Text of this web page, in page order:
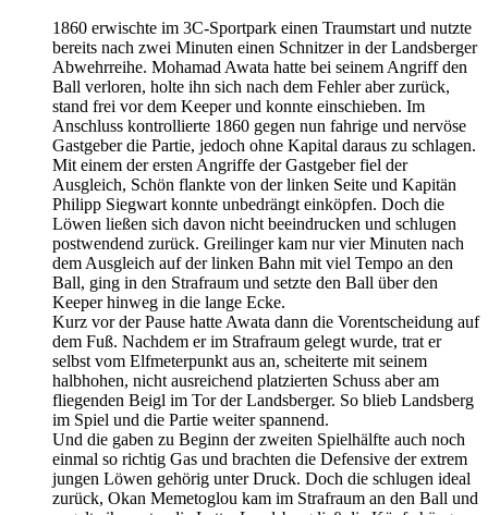
1860 erwischte im 3C-Sportpark einen Traumstart und nutzte
bereits nach zwei Minuten einen Schnitzer in der Landsberger
Abwehrreihe. Mohamad Awata hatte bei seinem Angriff den
Ball verloren, holte ihn sich nach dem Fehler aber zurück,
stand frei vor dem Keeper und konnte einschieben. Im
Anschluss kontrollierte 1860 gegen nun fahrige und nervöse
Gastgeber die Partie, jedoch ohne Kapital daraus zu schlagen.
Mit einem der ersten Angriffe der Gastgeber fiel der
Ausgleich, Schön flankte von der linken Seite und Kapitän
Philipp Siegwart konnte unbedrängt einköpfen. Doch die
Löwen ließen sich davon nicht beeindrucken und schlugen
postwendend zurück. Greilinger kam nur vier Minuten nach
dem Ausgleich auf der linken Bahn mit viel Tempo an den
Ball, ging in den Strafraum und setzte den Ball über den
Keeper hinweg in die lange Ecke.
Kurz vor der Pause hatte Awata dann die Vorentscheidung auf
dem Fuß. Nachdem er im Strafraum gelegt wurde, trat er
selbst vom Elfmeterpunkt aus an, scheiterte mit seinem
halbhohen, nicht ausreichend platzierten Schuss aber am
fliegenden Beigl im Tor der Landsberger. So blieb Landsberg
im Spiel und die Partie weiter spannend.
Und die gaben zu Beginn der zweiten Spielhälfte auch noch
einmal so richtig Gas und brachten die Defensive der extrem
jungen Löwen gehörig unter Druck. Doch die schlugen ideal
zurück, Okan Memetoglou kam im Strafraum an den Ball und